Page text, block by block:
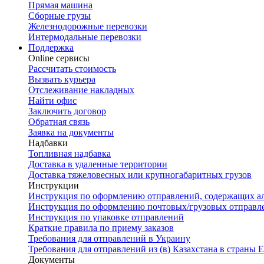
Прямая машина
Сборные грузы
Железнодорожные перевозки
Интермодальные перевозки
Поддержка
Online сервисы
Рассчитать стоимость
Вызвать курьера
Отслеживание накладных
Найти офис
Заключить договор
Обратная связь
Заявка на документы
Надбавки
Топливная надбавка
Доставка в удаленные территории
Доставка тяжеловесных или крупногабаритных грузов
Инструкции
Инструкция по оформлению отправлений, содержащих
Инструкция по оформлению почтовых/грузовых
Инструкция по упаковке отправлений
Краткие правила по приему заказов
Требования для отправлений в Украину
Требования для отправлений из (в) Казахстана в страны
Документы